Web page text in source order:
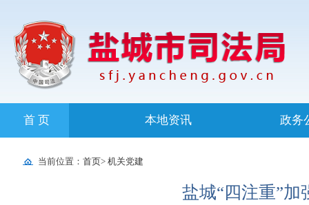
首 页 本地资讯 政务
当前位置： 首页> 机关党建
盐城“四注重”